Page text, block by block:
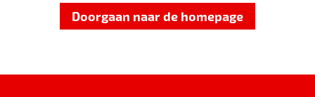
Doorgaan naar de homepage